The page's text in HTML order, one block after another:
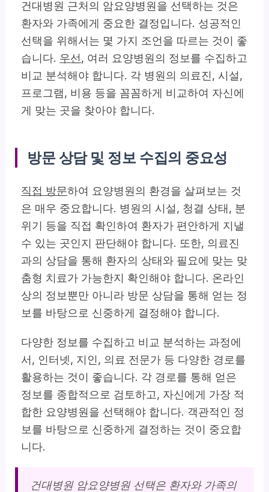
건대병원 근처의 암요양병원을 선택하는 것은
환자와 가족에게 중요한 결정입니다. 성공적인
선택을 위해서는 몇 가지 조언을 따르는 것이 좋
습니다. 우선, 여러 요양병원의 정보를 수집하고
비교 분석해야 합니다. 각 병원의 의료진, 시설,
프로그램, 비용 등을 꼼꼼하게 비교하여 자신에
게 맞는 곳을 찾아야 합니다.
방문 상담 및 정보 수집의 중요성
직접 방문하여 요양병원의 환경을 살펴보는 것
은 매우 중요합니다. 병원의 시설, 청결 상태, 분
위기 등을 직접 확인하여 환자가 편안하게 지낼
수 있는 곳인지 판단해야 합니다. 또한, 의료진
과의 상담을 통해 환자의 상태와 필요에 맞는 맞
춤형 치료가 가능한지 확인해야 합니다. 온라인
상의 정보뿐만 아니라 방문 상담을 통해 얻는 정
보를 바탕으로 신중하게 결정해야 합니다.
다양한 정보를 수집하고 비교 분석하는 과정에
서, 인터넷, 지인, 의료 전문가 등 다양한 경로를
활용하는 것이 좋습니다. 각 경로를 통해 얻은
정보를 종합적으로 검토하고, 자신에게 가장 적
합한 요양병원을 선택해야 합니다. 객관적인 정
보를 바탕으로 신중하게 결정하는 것이 중요합
니다.
건대병원 암요양병원 선택은 환자와 가족의